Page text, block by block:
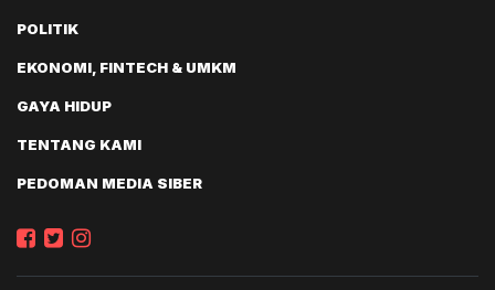
POLITIK
EKONOMI, FINTECH & UMKM
GAYA HIDUP
TENTANG KAMI
PEDOMAN MEDIA SIBER